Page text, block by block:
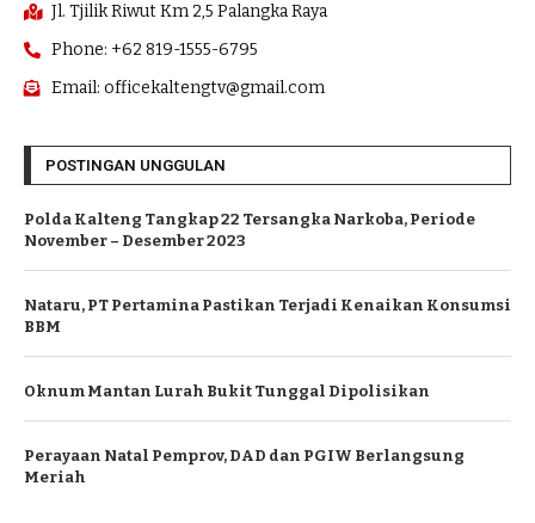
Jl. Tjilik Riwut Km 2,5 Palangka Raya
Phone: +62 819-1555-6795
Email: officekaltengtv@gmail.com
POSTINGAN UNGGULAN
Polda Kalteng Tangkap 22 Tersangka Narkoba, Periode
November – Desember 2023
Nataru, PT Pertamina Pastikan Terjadi Kenaikan Konsumsi
BBM
Oknum Mantan Lurah Bukit Tunggal Dipolisikan
Perayaan Natal Pemprov, DAD dan PGIW Berlangsung
Meriah